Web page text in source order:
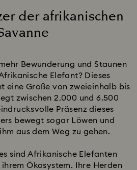
der afrikanischen
Bewunderung und Staunen
Elefant? Dieses
eine Größe von zweieinhalb bis
zwischen 2.000 und 6.500
Präsenz dieses
bewegt sogar Löwen und
aus dem Weg zu gehen.
sind Afrikanische Elefanten
Ökosystem. Ihre Herden